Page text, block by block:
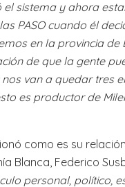
el sistema y ahora
PASO cuando él
en la provincia de
de que la gente
nos van a quedar tres
es productor de
como es su
Blanca, Federico
personal, político,